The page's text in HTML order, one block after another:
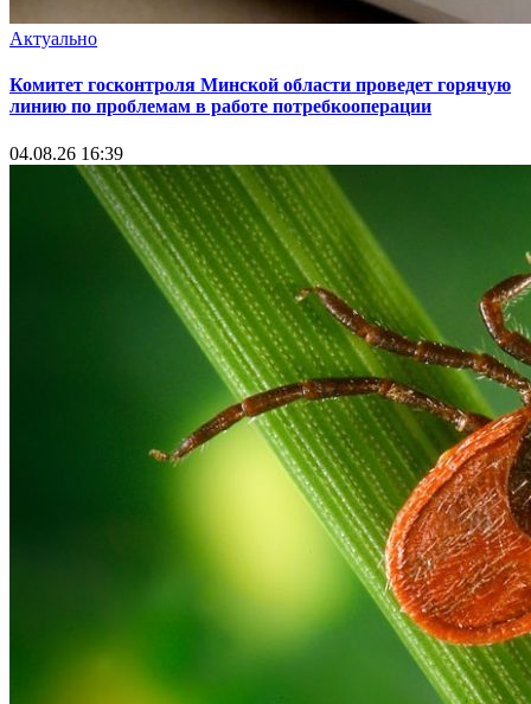
Актуально
Комитет госконтроля Минской области проведет горячую
линию по проблемам в работе потребкооперации
04.08.26 16:39